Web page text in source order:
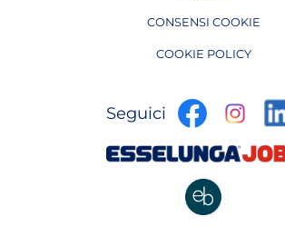
CONSENSI COOKIE
COOKIE POLICY
Seguici
apre
una
pagina
apre
una